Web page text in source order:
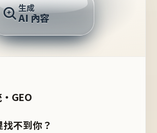
推薦的台灣品牌？
生成
AI 內容
GEO
不到你？